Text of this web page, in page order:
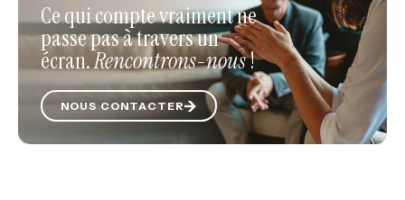
Ce qui compte vraiment ne
passe pas à travers un
écran.Rencontrons-nous!
NOUS CONTACTER